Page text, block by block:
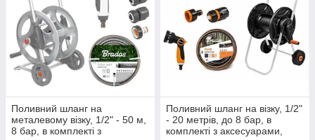
Поливний шланг на
металевому візку, 1/2" - 50 м,
8 бар, в комплекті з
Поливний шланг на візку, 1/2"
- 20 метрів, до 8 бар, в
комплекті з аксесуарами,